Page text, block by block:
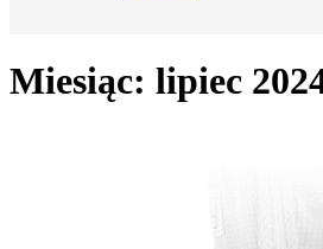
Miesiąc: lipiec